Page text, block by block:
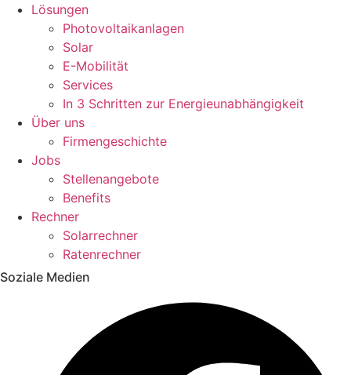
Lösungen
Photovoltaikanlagen
Solar
E-Mobilität
Services
In 3 Schritten zur Energieunabhängigkeit
Über uns
Firmengeschichte
Jobs
Stellenangebote
Benefits
Rechner
Solarrechner
Ratenrechner
Soziale Medien